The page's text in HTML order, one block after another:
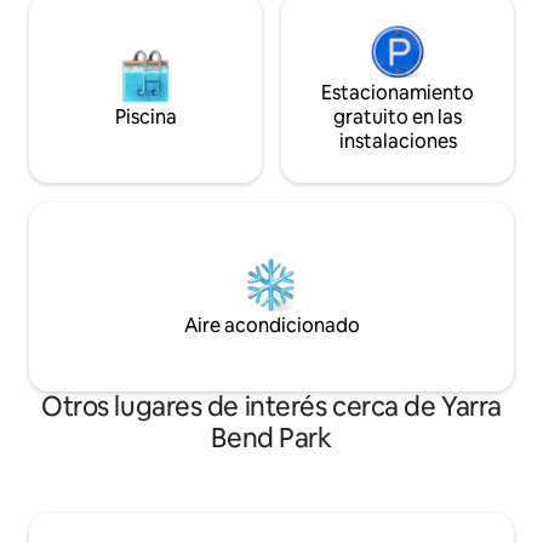
Piscina
Estacionamiento
gratuito en las
instalaciones
Aire acondicionado
Otros lugares de interés cerca de Yarra
Bend Park